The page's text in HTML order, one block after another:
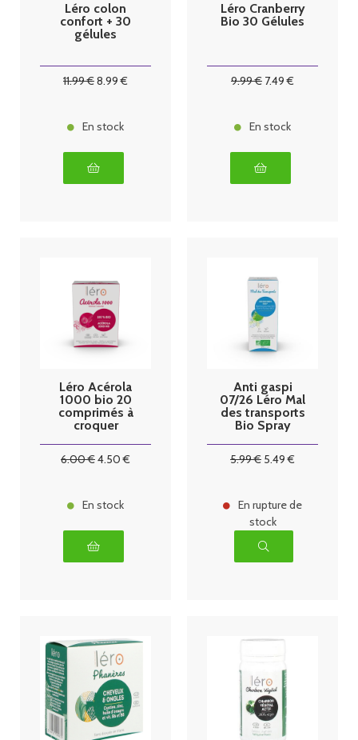
Léro colon
confort + 30
gélules
11.99€8.99 €
En stock
Léro Cranberry
Bio 30 Gélules
9.99€ 7.49 €
En stock
Léro Acérola
1000 bio 20
comprimés à
croquer
6.00€4.50 €
En stock
Anti gaspi
07/26 Léro Mal
des transports
Bio Spray
5.99€ 5.49 €
En rupture de
stock